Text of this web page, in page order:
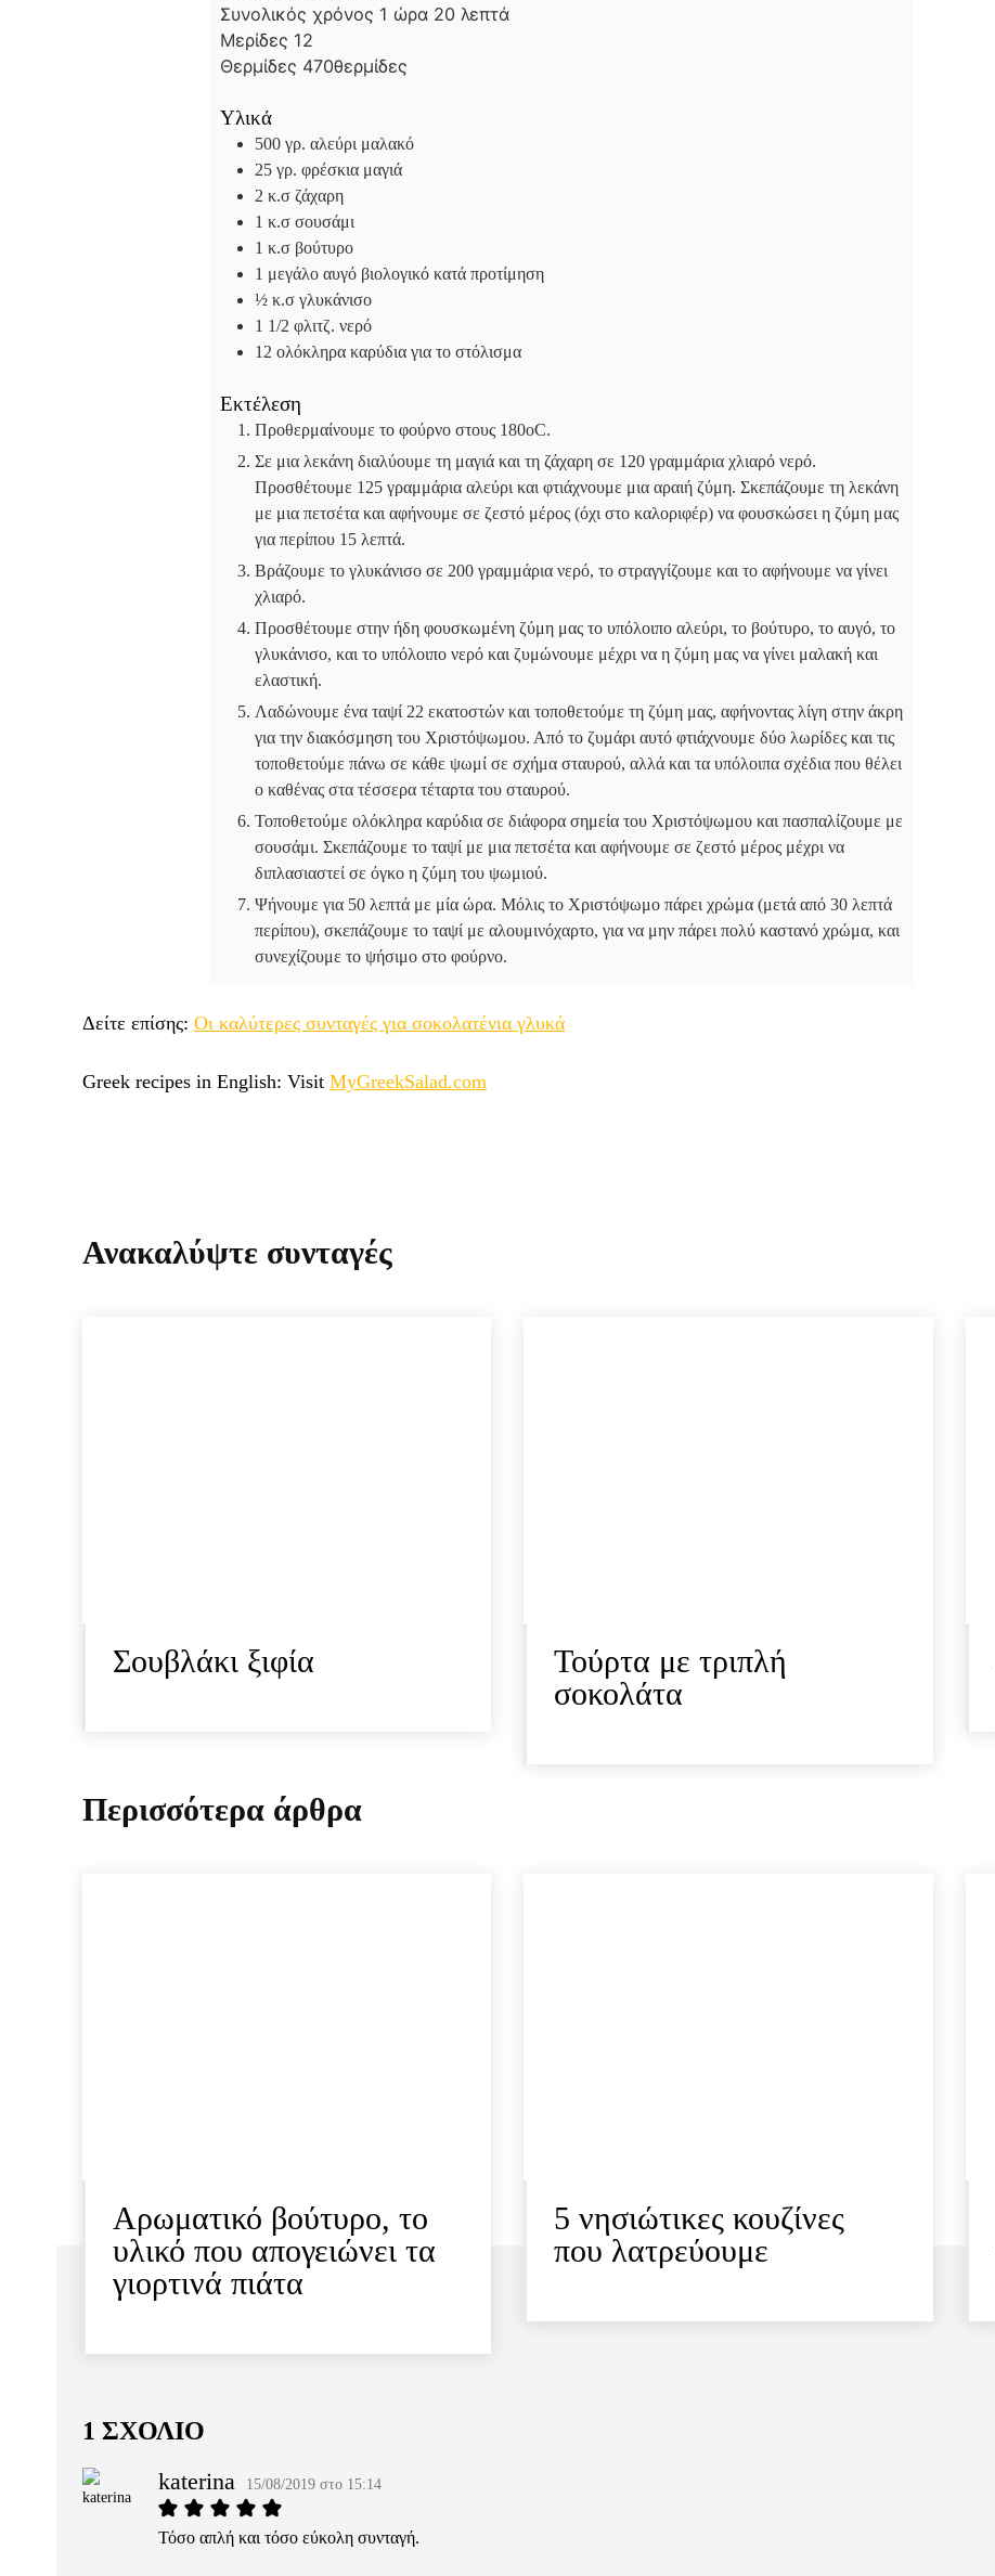
π
ά
ε
τ
Συνολικός χρόνος 1 ώ
α
ώρα 20 λλεπτά
Μερίδες 12
Θερμίδες 470θερμίδες
Υλικά
500 γρ. αλεύρι μαλακό
25 γρ. φρέσκια μαγιά
2 κ.σ ζάχαρη
1 κ.σ σουσάμι
1 κ.σ βούτυρο
1 μεγάλο αυγό βιολογικό κατά προτίμηση
½ κ.σ γλυκάνισο
1 1/2 φλιτζ. νερό
12 ολόκληρα καρύδια για το στόλισμα
Εκτέλεση
Προθερμαίνουμε το φούρνο στους 180οC.
Σε μια λεκάνη διαλύουμε τη μαγιά και τη ζάχαρη σε 120 γραμμάρια χλιαρό νερό.
Προσθέτουμε 125 γραμμάρια αλεύρι και φτιάχνουμε μια αραιή ζύμη. Σκεπάζουμε τη λεκάνη
με μια πετσέτα και αφήνουμε σε ζεστό μέρος (όχι στο καλοριφέρ) να φουσκώσει η ζύμη μας
για περίπου 15 λεπτά.
Βράζουμε το γλυκάνισο σε 200 γραμμάρια νερό, το στραγγίζουμε και το αφήνουμε να γίνει
χλιαρό.
Προσθέτουμε στην ήδη φουσκωμένη ζύμη μας το υπόλοιπο αλεύρι, το βούτυρο, το αυγό, το
γλυκάνισο, και το υπόλοιπο νερό και ζυμώνουμε μέχρι να η ζύμη μας να γίνει μαλακή και
ελαστική.
Λαδώνουμε ένα ταψί 22 εκατοστών και τοποθετούμε τη ζύμη μας, αφήνοντας λίγη στην άκρη
για την διακόσμηση του Χριστόψωμου. Από το ζυμάρι αυτό φτιάχνουμε δύο λωρίδες και τις
τοποθετούμε πάνω σε κάθε ψωμί σε σχήμα σταυρού, αλλά και τα υπόλοιπα σχέδια που θέλει
ο καθένας στα τέσσερα τέταρτα του σταυρού.
Τοποθετούμε ολόκληρα καρύδια σε διάφορα σημεία του Χριστόψωμου και πασπαλίζουμε με
σουσάμι. Σκεπάζουμε το ταψί με μια πετσέτα και αφήνουμε σε ζεστό μέρος μέχρι να
διπλασιαστεί σε όγκο η ζύμη του ψωμιού.
Ψήνουμε για 50 λεπτά με μία ώρα. Μόλις το Χριστόψωμο πάρει χρώμα (μετά από 30 λεπτά
περίπου), σκεπάζουμε το ταψί με αλουμινόχαρτο, για να μην πάρει πολύ καστανό χρώμα, και
συνεχίζουμε το ψήσιμο στο φούρνο.
Δείτε επίσης: Οι καλύτερες συνταγές για σοκολατένια γλυκά
Greek recipes in English: Visit MyGreekSalad.com
Ανακαλύψτε συνταγές
Σουβλάκι ξιφία
Τούρτα με τριπλή
σοκολάτα
Περισσότερα άρθρα
Αρωματικό βούτυρο, το
υλικό που απογειώνει τα
γιορτινά πιάτα
5 νησιώτικες κουζίνες
που λατρεύουμε
1 ΣΧΟΛΙΟ
katerina 15/08/2019 στο 15:14
Τόσο απλή και τόσο εύκολη συνταγή.